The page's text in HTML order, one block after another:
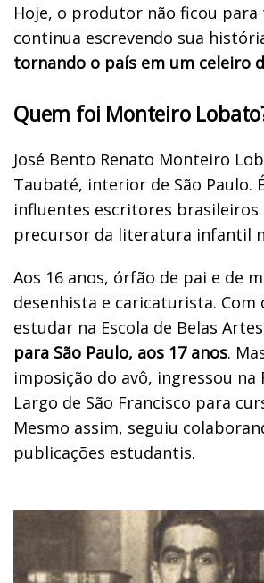
Hoje, o produtor não ficou para
continua escrevendo sua
tornando o país em um celeiro
Quem foi Monteiro
José Bento Renato Monteiro
Taubaté, interior de São Paulo.
influentes escritores brasileiros
precursor da literatura infantil
Aos 16 anos, órfão de pai e de
desenhista e caricaturista. Com
estudar na Escola de Belas
para São Paulo, aos 17 anos.
imposição do avô, ingressou na
Largo de São Francisco para
Mesmo assim, seguiu
publicações estudantis.